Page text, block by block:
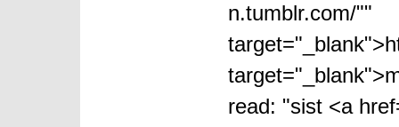
n.tumblr.com/""
read: "sist <a